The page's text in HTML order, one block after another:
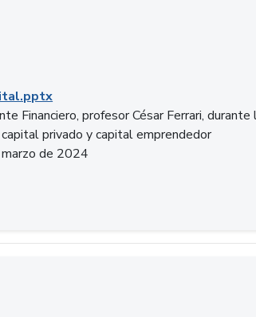
Financiero, profesor César Ferrari, durante
privado y capital emprendedor
de 2024